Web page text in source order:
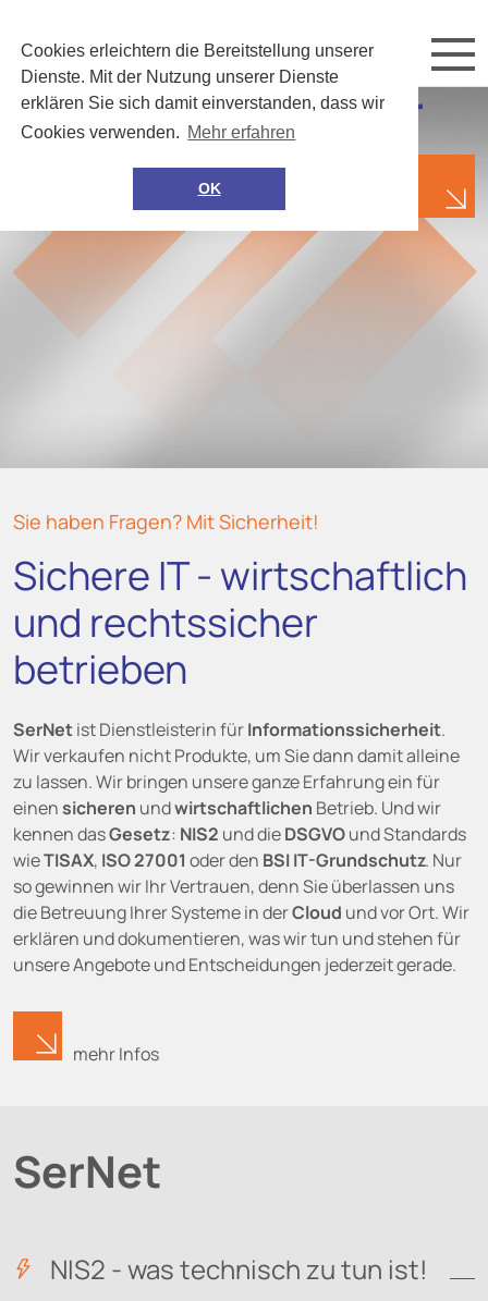
Cookies erleichtern die Bereitstellung unserer
Dienste. Mit der Nutzung unserer Dienste
erklären Sie sich damit einverstanden, dass wir
Cookies verwenden. Mehr erfahren
OK
Sichere Infrastruktur
im LAN und in der Cloud
Sie haben Fragen? Mit Sicherheit!
Sichere IT - wirtschaftlich
und rechtssicher
betrieben
SerNetist Dienstleisterin fürInformationssicherheit.
Wir verkaufen nicht Produkte, um Sie dann damit alleine
zu lassen. Wir bringen unsere ganze Erfahrung ein für
einen sicheren undwirtschaftlichen Betrieb. Und wir
kennen dasGesetz: NIS2 und dieDSGVOund Standards
wieTISAX, ISO 27001 oder den BSI IT-Grundschutz. Nur
so gewinnen wir Ihr Vertrauen, denn Sie überlassen uns
die Betreuung Ihrer Systeme in derCloud und vor Ort. Wir
erklären und dokumentieren, was wir tun und stehen für
unsere Angebote und Entscheidungen jederzeit gerade.
mehr Infos
SerNet
NIS2 - was technisch zu tun ist!